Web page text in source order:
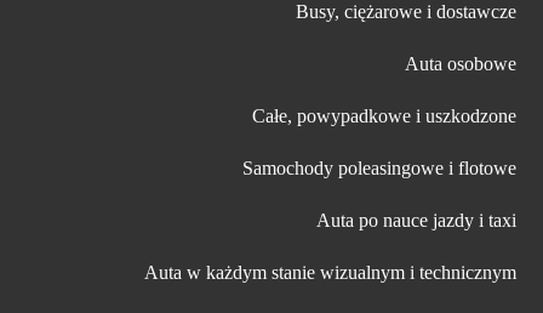
Busy, ciężarowe i dostawcze
Auta osobowe
Całe, powypadkowe i uszkodzone
Samochody poleasingowe i flotowe
Auta po nauce jazdy i taxi
Auta w każdym stanie wizualnym i technicznym